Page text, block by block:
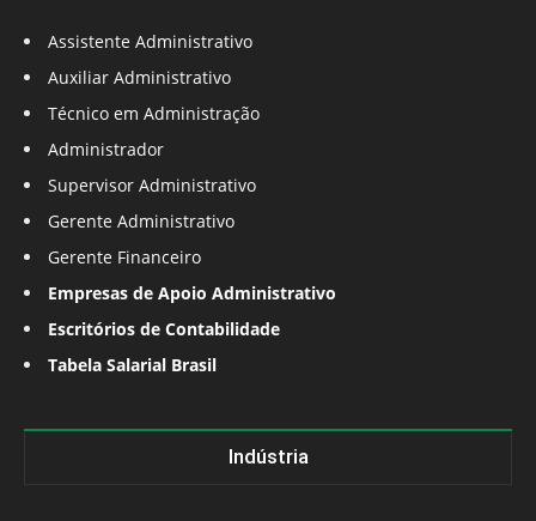
Assistente Administrativo
Auxiliar Administrativo
Técnico em Administração
Administrador
Supervisor Administrativo
Gerente Administrativo
Gerente Financeiro
Empresas de Apoio Administrativo
Escritórios de Contabilidade
Tabela Salarial Brasil
Indústria